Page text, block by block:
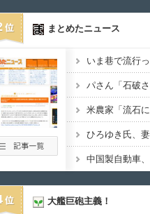
まとめたニュース
ひろゆき氏、
大艦巨砲主義！